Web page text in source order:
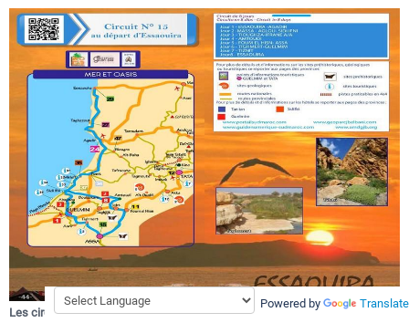
Les circuits touristiques
Powered by Translate